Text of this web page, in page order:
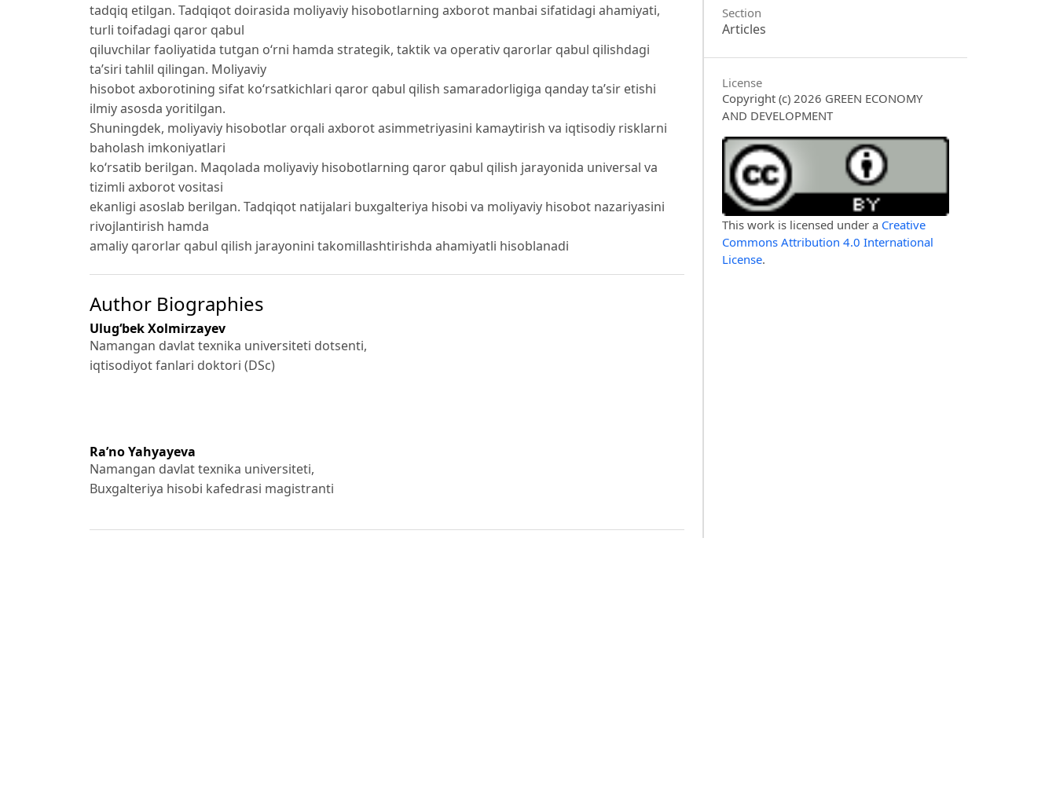
tadqiq etilgan. Tadqiqot doirasida moliyaviy hisobotlarning axborot manbai sifatidagi ahamiyati,
turli toifadagi qaror qabul
qiluvchilar faoliyatida tutgan o‘rni hamda strategik, taktik va operativ qarorlar qabul qilishdagi
ta’siri tahlil qilingan. Moliyaviy
hisobot axborotining sifat ko‘rsatkichlari qaror qabul qilish samaradorligiga qanday ta’sir etishi
ilmiy asosda yoritilgan.
Shuningdek, moliyaviy hisobotlar orqali axborot asimmetriyasini kamaytirish va iqtisodiy risklarni
baholash imkoniyatlari
ko‘rsatib berilgan. Maqolada moliyaviy hisobotlarning qaror qabul qilish jarayonida universal va
tizimli axborot vositasi
ekanligi asoslab berilgan. Tadqiqot natijalari buxgalteriya hisobi va moliyaviy hisobot nazariyasini
rivojlantirish hamda
amaliy qarorlar qabul qilish jarayonini takomillashtirishda ahamiyatli hisoblanadi
Author Biographies
Ulug‘bek Xolmirzayev
Namangan davlat texnika universiteti dotsenti,
iqtisodiyot fanlari doktori (DSc)
Ra’no Yahyayeva
Namangan davlat texnika universiteti,
Buxgalteriya hisobi kafedrasi magistranti
Section
Articles
License
Copyright (c) 2026 GREEN ECONOMY
AND DEVELOPMENT
This work is licensed under a Creative
Commons Attribution 4.0 International
License.